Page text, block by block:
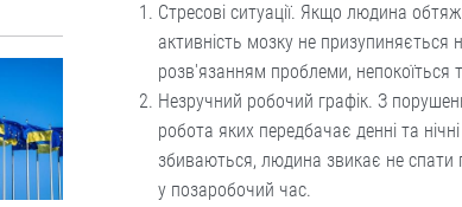
Стресові ситуації. Якщо людина
активність мозку не призупиняється
розв'язанням проблеми, непокоїться
Незручний робочий графік. З
робота яких передбачає денні та
збиваються, людина звикає не спати
у позаробочий час.